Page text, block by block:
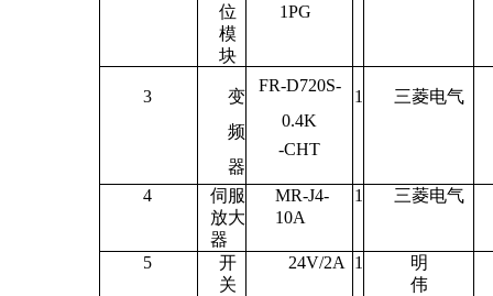
位
模
块
1PG
3
变
频
器
FR-D720S-
0.4K
-CHT
1 三菱电气
4
伺服
放大
器
MR-J4-
10A
1 三菱电气
5
开
关
24V/2A 1
明
伟